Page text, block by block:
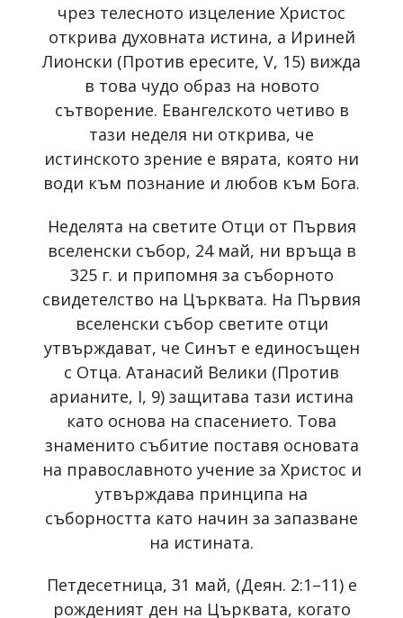
чрез телесното изцеление Христос
открива духовната истина, а Ириней
Лионски (Против ересите, V, 15) вижда
в това чудо образ на новото
сътворение. Евангелското четиво в
тази неделя ни открива, че
истинското зрение е вярата, която ни
води към познание и любов към Бога.
Неделята на светите Отци от Първия
вселенски събор, 24 май, ни връща в
325 г. и припомня за съборното
свидетелство на Църквата. На Първия
вселенски събор светите отци
утвърждават, че Синът е единосъщен
с Отца. Атанасий Велики (Против
арианите, I, 9) защитава тази истина
като основа на спасението. Това
знаменито събитие поставя основата
на православното учение за Христос и
утвърждава принципа на
съборността като начин за запазване
на истината.
Петдесетница, 31 май, (Деян. 2:1–11) е
рожденият ден на Църквата, когато